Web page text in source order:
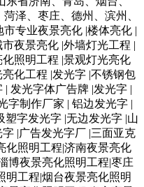
泽、枣庄、德州、滨州、
专业夜景亮化 |楼体亮化 |
夜景亮化 |外墙灯光工程 |
照明工程 |景观灯光亮化
化工程 |发光字 |不锈钢包
发光字体广告牌 |发光字 |
字制作厂家 | 铝边发光字 |
塑字发光字 |无边发光字 |山
|广告发光字厂 |三面亚克
化照明工程|济南夜景亮化
博夜景亮化照明工程|枣庄
明工程|烟台夜景亮化照明